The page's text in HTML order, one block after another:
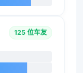
125 位车友